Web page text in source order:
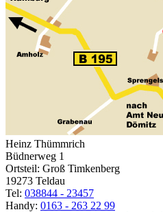
Heinz Thümmrich
Büdnerweg 1
Ortsteil: Groß Timkenberg
19273 Teldau
Tel: 038844 - 23457
Handy: 0163 - 263 22 99